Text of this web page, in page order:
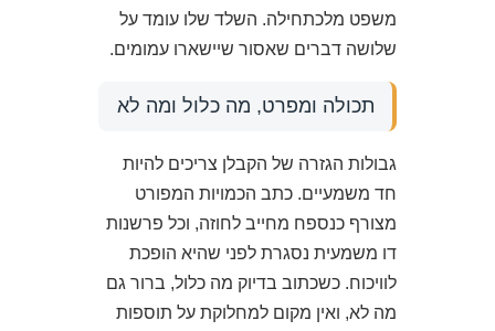
משפט מלכתחילה. השלד שלו עומד על
שלושה דברים שאסור שיישארו עמומים.
תכולה ומפרט, מה כלול ומה לא
גבולות הגזרה של הקבלן צריכים להיות
חד משמעיים. כתב הכמויות המפורט
מצורף כנספח מחייב לחוזה, וכל פרשנות
דו משמעית נסגרת לפני שהיא הופכת
לוויכוח. כשכתוב בדיוק מה כלול, ברור גם
מה לא, ואין מקום למחלוקת על תוספות